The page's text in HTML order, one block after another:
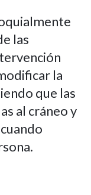
las
la
que las
al cráneo y